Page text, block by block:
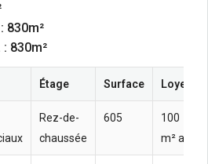
830m²
830m²
Étage Surface Loyer
Rez-de-
chaussée
605
100  HT
m² an